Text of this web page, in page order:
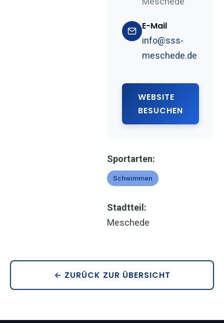
E-Mail
info@sss-
meschede.de
WEBSITE
BESUCHEN
Sportarten:
Schwimmen
Stadtteil:
Meschede
← ZURÜCK ZUR ÜBERSICHT